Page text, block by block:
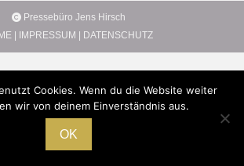
Pressebüro Jens Hirsch
| IMPRESSUM | DATENSCHUTZ
Cookies. Wenn du die Website weiter
wir von deinem Einverständnis aus.
OK